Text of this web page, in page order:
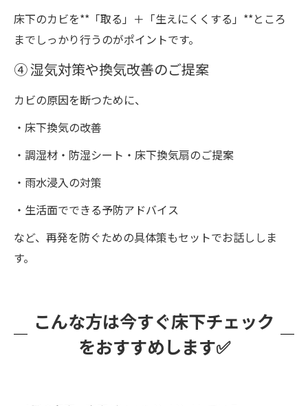
床下のカビを**「取る」＋「生えにくくする」**ところ
までしっかり行うのがポイントです。
④ 湿気対策や換気改善のご提案
カビの原因を断つために、
・床下換気の改善
・調湿材・防湿シート・床下換気扇のご提案
・雨水浸入の対策
・生活面でできる予防アドバイス
など、再発を防ぐための具体策もセットでお話ししま
す。
こんな方は今すぐ床下チェック
をおすすめします✅